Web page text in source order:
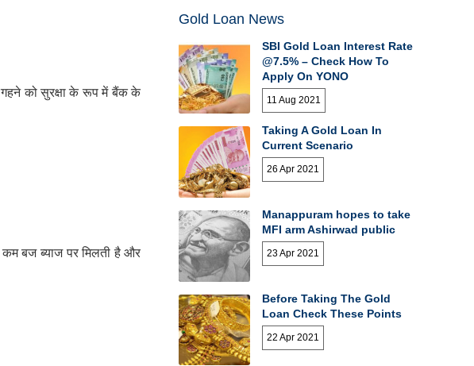
गहने को सुरक्षा के रूप में बैंक के
कम बज ब्याज पर मिलती है और
Gold Loan News
SBI Gold Loan Interest Rate
@7.5% – Check How To
Apply On YONO
11 Aug 2021
Taking A Gold Loan In
Current Scenario
26 Apr 2021
Manappuram hopes to take
MFI arm Ashirwad public
23 Apr 2021
Before Taking The Gold
Loan Check These Points
22 Apr 2021